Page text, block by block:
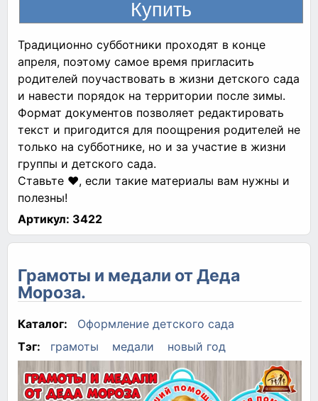
Традиционно субботники проходят в конце
апреля, поэтому самое время пригласить
родителей поучаствовать в жизни детского сада
и навести порядок на территории после зимы.
Формат документов позволяет редактировать
текст и пригодится для поощрения родителей не
только на субботнике, но и за участие в жизни
группы и детского сада.
Ставьте ❤, если такие материалы вам нужны и
полезны!
Артикул: 3422
Грамоты и медали от Деда
Мороза.
Каталог:
Оформление детского сада
Тэг:
грамоты медали новый год